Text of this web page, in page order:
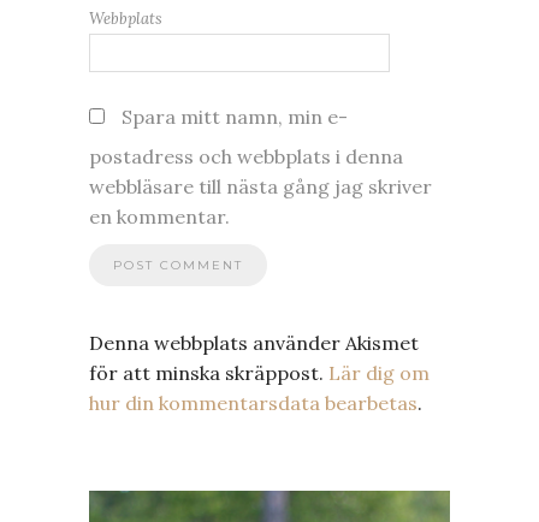
Webbplats
Spara mitt namn, min e-
postadress och webbplats i denna
webbläsare till nästa gång jag skriver
en kommentar.
Denna webbplats använder Akismet
för att minska skräppost. Lär dig om
hur din kommentarsdata bearbetas.